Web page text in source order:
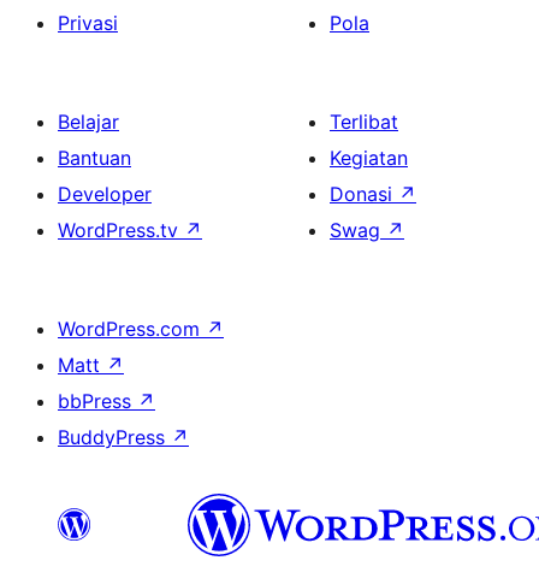
Privasi
Pola
Belajar
Bantuan
Developer
WordPress.tv ↗
Terlibat
Kegiatan
Donasi ↗
Swag ↗
WordPress.com ↗
Matt ↗
bbPress ↗
BuddyPress ↗